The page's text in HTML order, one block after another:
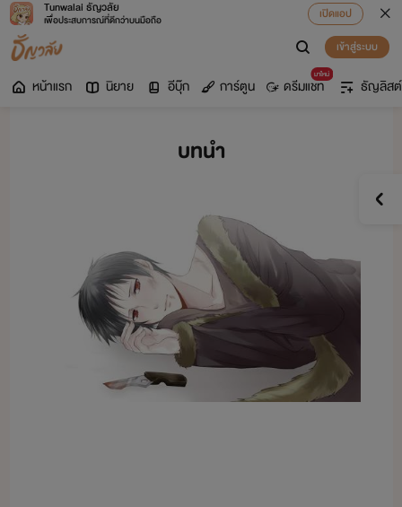
Tunwalai ธัญวลัย
เพื่อประสบการณ์ที่ดีกว่าบนมือถือ
เปิดแอป
เข้าสู่ระบบ
หน้าแรก นิยาย อีบุ๊ก การ์ตูน
มาใหม่
ดรีมแชท ธัญลิสต์
บทนำ